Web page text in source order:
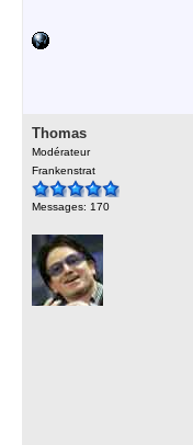
Thomas
Modérateur
Frankenstrat
Messages: 170